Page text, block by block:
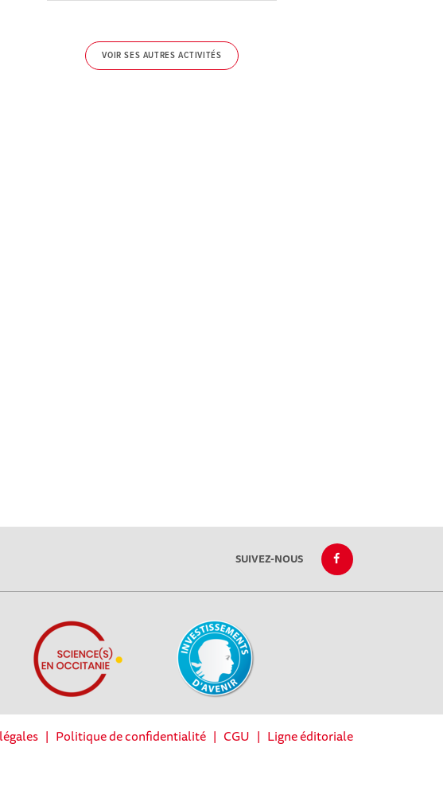
VOIR SES AUTRES ACTIVITÉS
SUIVEZ-NOUS
| Politique de confidentialité| CGU | Ligne éditoriale